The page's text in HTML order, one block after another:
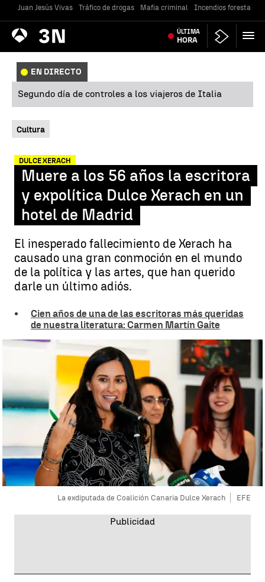
Juan Jesús Vivas Tráfico de drogas Mafia criminal Incendios forestales
Antena
3 Noticias ÚLTIMA
HORA
EN DIRECTO
Segundo día de controles a los viajeros de Italia
Cultura
DULCE XERACH
Muere a los 56 años la escritora
y expolítica Dulce Xerach en un
hotel de Madrid
El inesperado fallecimiento de Xerach ha
causado una gran conmoción en el mundo
de la política y las artes, que han querido
darle un último adiós.
Cien años de una de las escritoras más queridas
de nuestra literatura: Carmen Martín Gaite
La exdiputada de Coalición Canaria Dulce Xerach EFE